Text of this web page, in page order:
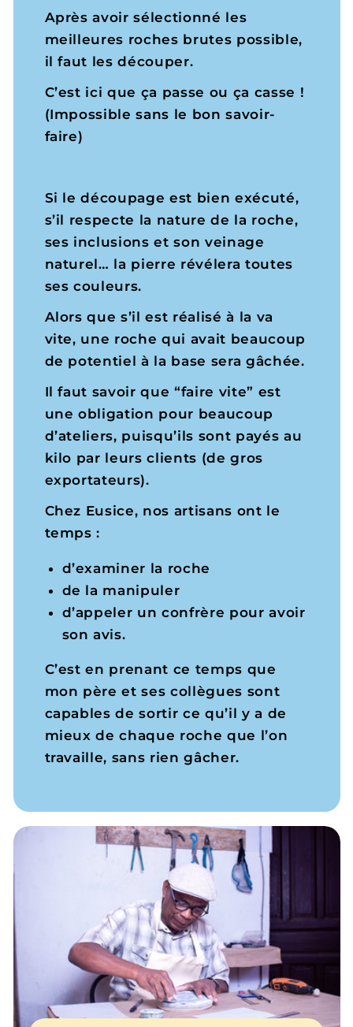
Après avoir sélectionné les
meilleures roches brutes possible,
il faut les découper.
C’est ici que ça passe ou ça casse !
(Impossible sans le bon savoir-
faire)
Si le découpage est bien exécuté,
s’il respecte la nature de la roche,
ses inclusions et son veinage
naturel… la pierre révélera toutes
ses couleurs.
Alors que s’il est réalisé à la va
vite, une roche qui avait beaucoup
de potentiel à la base sera gâchée.
Il faut savoir que “faire vite” est
une obligation pour beaucoup
d’ateliers, puisqu’ils sont payés au
kilo par leurs clients (de gros
exportateurs).
Chez Eusice, nos artisans ont le
temps :
d’examiner la roche
de la manipuler
d’appeler un confrère pour avoir
son avis.
C’est en prenant ce temps que
mon père et ses collègues sont
capables de sortir ce qu’il y a de
mieux de chaque roche que l’on
travaille, sans rien gâcher.